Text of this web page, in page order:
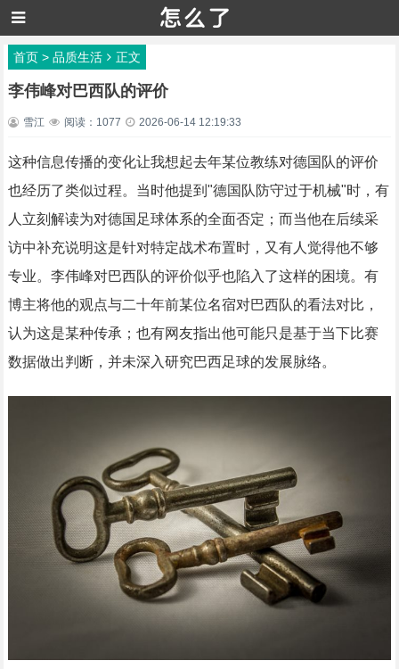
首页> 品质生活 正文
李伟峰对巴西队的评价
雪江 阅读：1077 2026-06-14 12:19:33
这种信息传播的变化让我想起去年某位教练对德国队的评价
也经历了类似过程。当时他提到"德国队防守过于机械"时，有
人立刻解读为对德国足球体系的全面否定；而当他在后续采
访中补充说明这是针对特定战术布置时，又有人觉得他不够
专业。李伟峰对巴西队的评价似乎也陷入了这样的困境。有
博主将他的观点与二十年前某位名宿对巴西队的看法对比，
认为这是某种传承；也有网友指出他可能只是基于当下比赛
数据做出判断，并未深入研究巴西足球的发展脉络。